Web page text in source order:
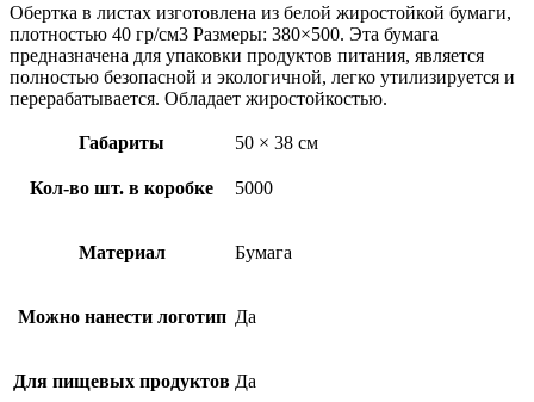
Обертка в листах изготовлена из белой жиростойкой бумаги,
плотностью 40 гр/см3 Размеры: 380×500. Эта бумага
предназначена для упаковки продуктов питания, является
полностью безопасной и экологичной, легко утилизируется и
перерабатывается. Обладает жиростойкостью.
Габариты 50 × 38 см
Кол-во шт. в коробке 5000
Материал Бумага
Можно нанести логотип Да
Для пищевых продуктов Да